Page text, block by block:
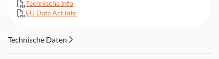
Technische Info
EU Data Act Info
Technische Daten